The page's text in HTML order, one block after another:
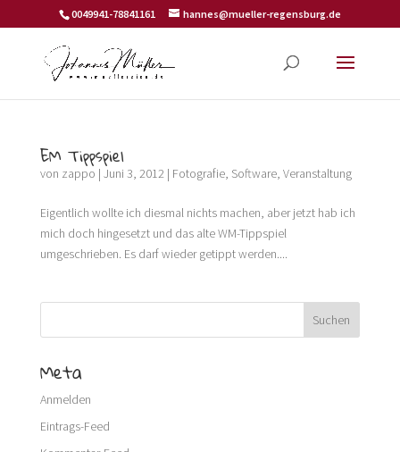
0049941-78841161 hannes@mueller-regensburg.de
EM Tippspiel
von zappo | Juni 3, 2012| Fotografie, Software, Veranstaltung
Eigentlich wollte ich diesmal nichts machen, aber jetzt hab ich
mich doch hingesetzt und das alte WM-Tippspiel
umgeschrieben. Es darf wieder getippt werden....
Meta
Anmelden
Eintrags-Feed